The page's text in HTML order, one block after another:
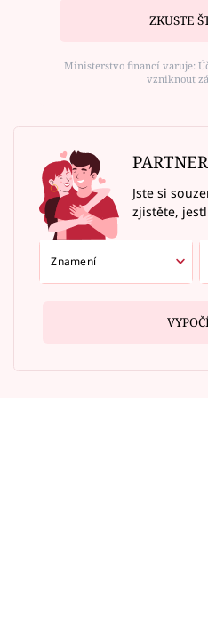
ZKUSTE
Ministerstvo financí varuje:
vzniknout
Jste si
zjistěte,